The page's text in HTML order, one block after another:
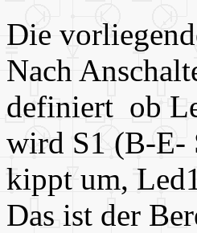
Die
Nach
definiert ob
wird S1 (B-E-
kippt um,
Das ist der